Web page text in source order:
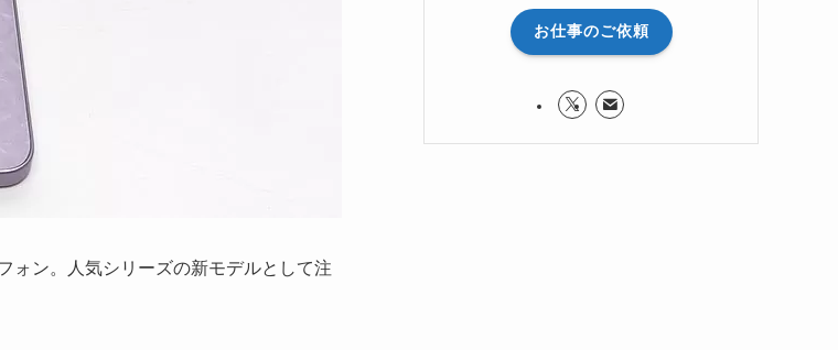
ォン。人気シリーズの新モデルとして注
お仕事のご依頼